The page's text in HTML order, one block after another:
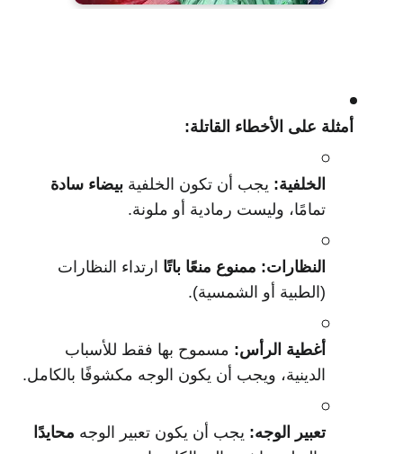
أمثلة على الأخطاء القاتلة:
الخلفية: يجب أن تكون الخلفية بيضاء سادة
تمامًا، وليست رمادية أو ملونة.
النظارات: ممنوع منعًا باتًا ارتداء النظارات
(الطبية أو الشمسية).
أغطية الرأس: مسموح بها فقط للأسباب
الدينية، ويجب أن يكون الوجه مكشوفًا بالكامل.
تعبير الوجه: يجب أن يكون تعبير الوجه محايدًا